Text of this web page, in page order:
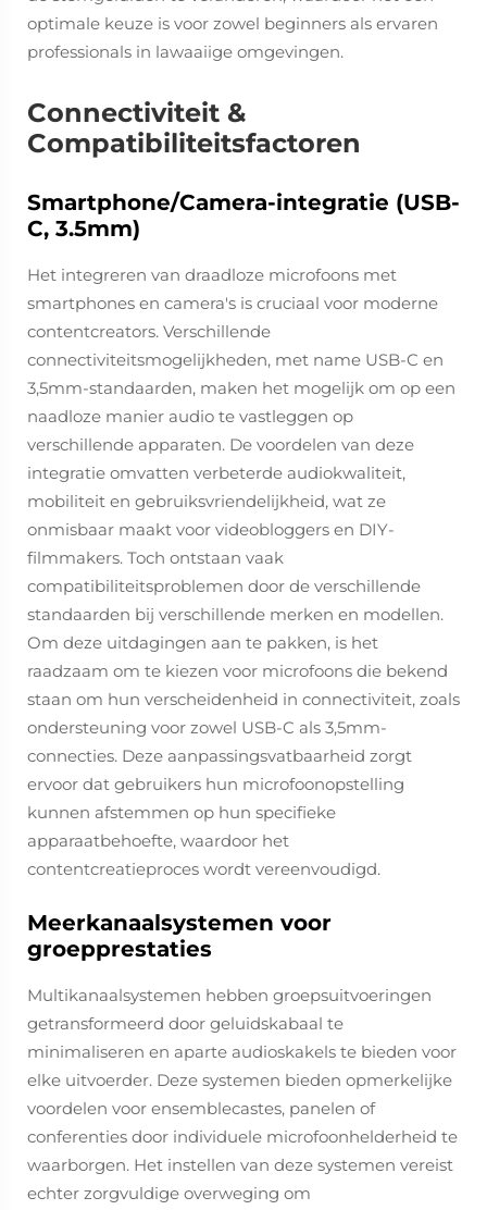
optimale keuze is voor zowel beginners als ervaren
professionals in lawaaiige omgevingen.
Connectiviteit &
Compatibiliteitsfactoren
Smartphone/Camera-integratie (USB-
C, 3.5mm)
Het integreren van draadloze microfoons met
smartphones en camera's is cruciaal voor moderne
contentcreators. Verschillende
connectiviteitsmogelijkheden, met name USB-C en
3,5mm-standaarden, maken het mogelijk om op een
naadloze manier audio te vastleggen op
verschillende apparaten. De voordelen van deze
integratie omvatten verbeterde audiokwaliteit,
mobiliteit en gebruiksvriendelijkheid, wat ze
onmisbaar maakt voor videobloggers en DIY-
filmmakers. Toch ontstaan vaak
compatibiliteitsproblemen door de verschillende
standaarden bij verschillende merken en modellen.
Om deze uitdagingen aan te pakken, is het
raadzaam om te kiezen voor microfoons die bekend
staan om hun verscheidenheid in connectiviteit, zoals
ondersteuning voor zowel USB-C als 3,5mm-
connecties. Deze aanpassingsvatbaarheid zorgt
ervoor dat gebruikers hun microfoonopstelling
kunnen afstemmen op hun specifieke
apparaatbehoefte, waardoor het
contentcreatieproces wordt vereenvoudigd.
Meerkanaalsystemen voor
groepprestaties
Multikanaalsystemen hebben groepsuitvoeringen
getransformeerd door geluidskabaal te
minimaliseren en aparte audioskakels te bieden voor
elke uitvoerder. Deze systemen bieden opmerkelijke
voordelen voor ensemblecastes, panelen of
conferenties door individuele microfoonhelderheid te
waarborgen. Het instellen van deze systemen vereist
echter zorgvuldige overweging om